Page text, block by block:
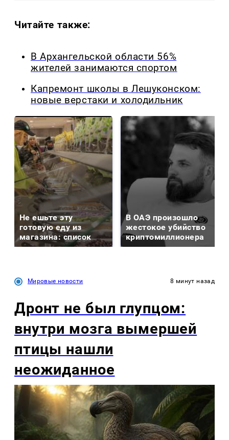
Читайте также:
В Архангельской области 56%
жителей занимаются спортом
Капремонт школы в Лешуконском:
новые верстаки и холодильник
Не ешьте эту
готовую еду из
магазина: список
В ОАЭ произошло
жестокое убийство
криптомиллионера
Мировые новости 8 минут назад
Дронт не был глупцом:
внутри мозга вымершей
птицы нашли
неожиданное